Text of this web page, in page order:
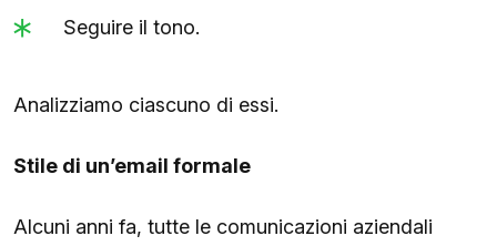
Seguire il tono.
Analizziamo ciascuno di essi.
Stile di un’email formale
Alcuni anni fa, tutte le comunicazioni aziendali